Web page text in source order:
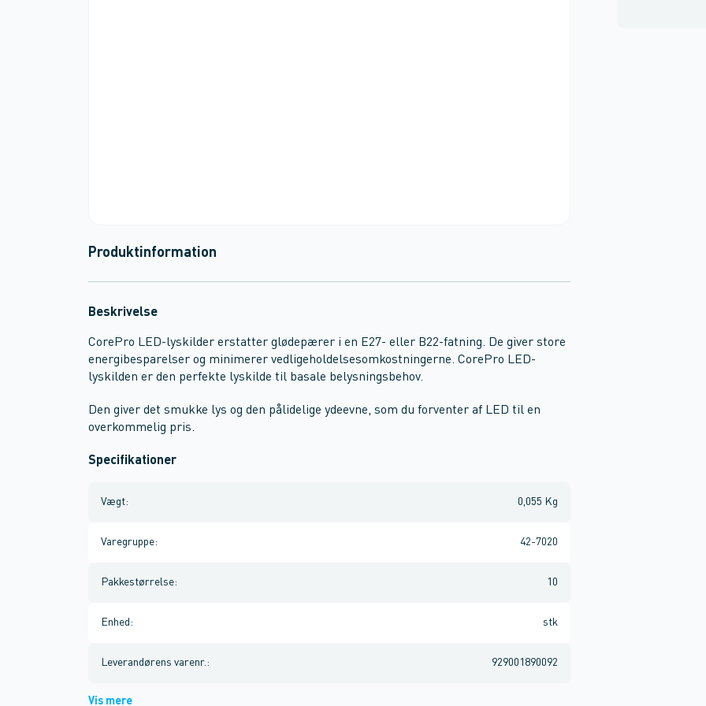
Produktinformation
Beskrivelse
CorePro LED-lyskilder erstatter glødepærer i en E27- eller B22-fatning. De giver store
energibesparelser og minimerer vedligeholdelsesomkostningerne. CorePro LED-
lyskilden er den perfekte lyskilde til basale belysningsbehov.
Den giver det smukke lys og den pålidelige ydeevne, som du forventer af LED til en
overkommelig pris.
Specifikationer
Vægt: 0,055 Kg
Varegruppe: 42-7020
Pakkestørrelse: 10
Enhed : stk
Leverandørens varenr. : 929001890092
Vis mere